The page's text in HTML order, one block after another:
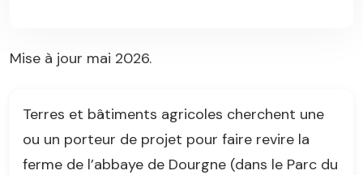
Mise à jour mai 2026.
Terres et bâtiments agricoles cherchent une
ou un porteur de projet pour faire revire la
ferme de l’abbaye de Dourgne (dans le Parc du